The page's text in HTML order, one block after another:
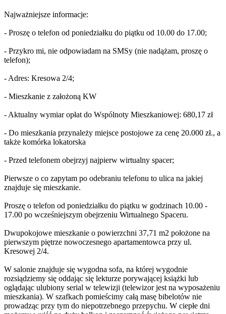
Najważniejsze informacje:
- Proszę o telefon od poniedziałku do piątku od 10.00 do 17.00;
- Przykro mi, nie odpowiadam na SMSy (nie nadążam, proszę o
telefon);
- Adres: Kresowa 2/4;
- Mieszkanie z założoną KW
- Aktualny wymiar opłat do Wspólnoty Mieszkaniowej: 680,17 zł
- Do mieszkania przynależy miejsce postojowe za cenę 20.000 zł., a
także komórka lokatorska
- Przed telefonem obejrzyj najpierw wirtualny spacer;
Pierwsze o co zapytam po odebraniu telefonu to ulica na jakiej
znajduje się mieszkanie.
Proszę o telefon od poniedziałku do piątku w godzinach 10.00 -
17.00 po wcześniejszym obejrzeniu Wirtualnego Spaceru.
Dwupokojowe mieszkanie o powierzchni 37,71 m2 położone na
pierwszym piętrze nowoczesnego apartamentowca przy ul.
Kresowej 2/4.
W salonie znajduje się wygodna sofa, na której wygodnie
rozsiądziemy się oddając się lekturze porywającej książki lub
oglądając ulubiony serial w telewizji (telewizor jest na wyposażeniu
mieszkania). W szafkach pomieścimy całą masę bibelotów nie
prowadząc przy tym do niepotrzebnego przepychu. W ciepłe dni